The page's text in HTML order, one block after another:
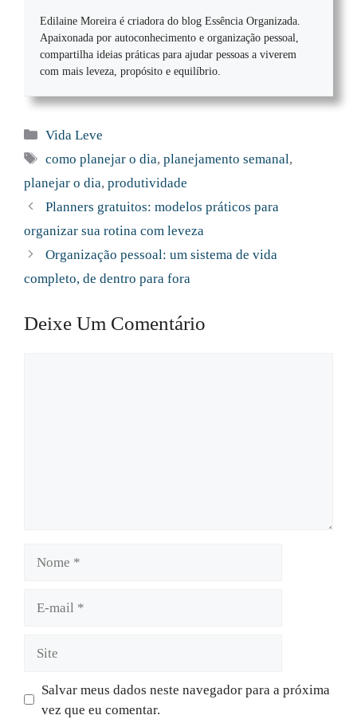
Edilaine Moreira é criadora do blog Essência Organizada.
Apaixonada por autoconhecimento e organização pessoal,
compartilha ideias práticas para ajudar pessoas a viverem
com mais leveza, propósito e equilíbrio.
Categorias
Vida Leve
Tags
como planejar o dia,planejamento semanal,
planejar o dia, produtividade
Planners gratuitos: modelos práticos para
organizar sua rotina com leveza
Organização pessoal: um sistema de vida
completo, de dentro para fora
Deixe Um Comentário
Salvar meus dados neste navegador para a próxima
vez que eu comentar.